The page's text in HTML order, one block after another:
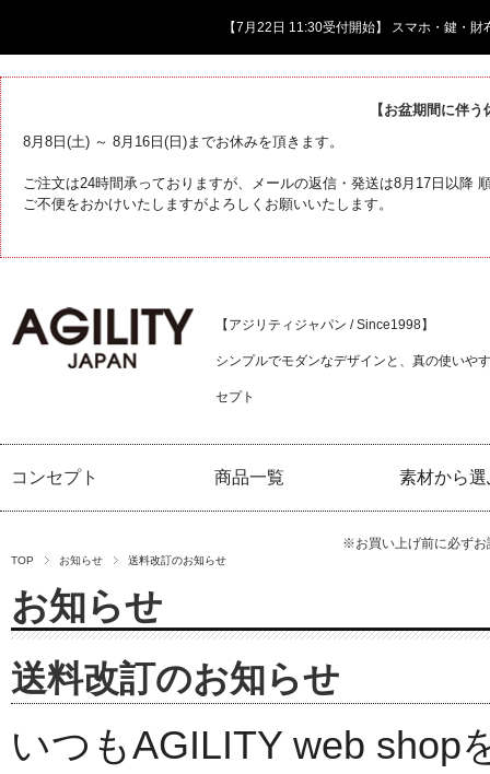
【7月22日 11:30受付開始】 スマホ・鍵・
【お盆期間に伴
8月8日(土) ～ 8月16日(日)までお休みを頂きます。
ご注文は24時間承っておりますが、メールの返信・発送は8月17日以降
ご不便をおかけいたしますがよろしくお願いいたします。
【アジリティジャパン / Since1998】
シンプルでモダンなデザインと、真の使いや
セプト
コンセプト 商品一覧 素材から選
※お買い上げ前に必ず
TOP お知らせ 送料改訂のお知らせ
お知らせ
送料改訂のお知らせ
いつもAGILITY web shop